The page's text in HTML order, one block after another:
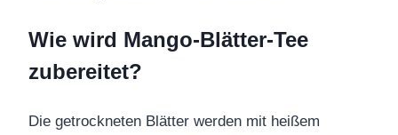
Wie wird Mango-Blätter-Tee
zubereitet?
Die getrockneten Blätter werden mit heißem